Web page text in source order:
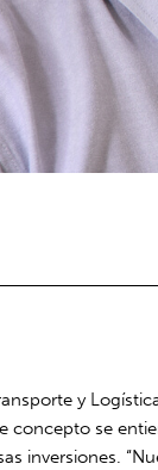
y
concepto se
inversiones.